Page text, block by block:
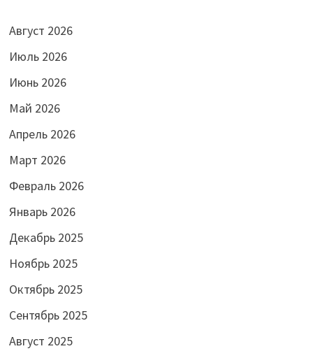
Август 2026
Июль 2026
Июнь 2026
Май 2026
Апрель 2026
Март 2026
Февраль 2026
Январь 2026
Декабрь 2025
Ноябрь 2025
Октябрь 2025
Сентябрь 2025
Август 2025